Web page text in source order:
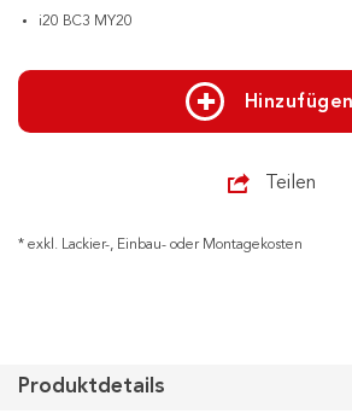
i20 BC3 MY20
Hinzufügen
Teilen
* exkl. Lackier-, Einbau- oder Montagekosten
Produktdetails